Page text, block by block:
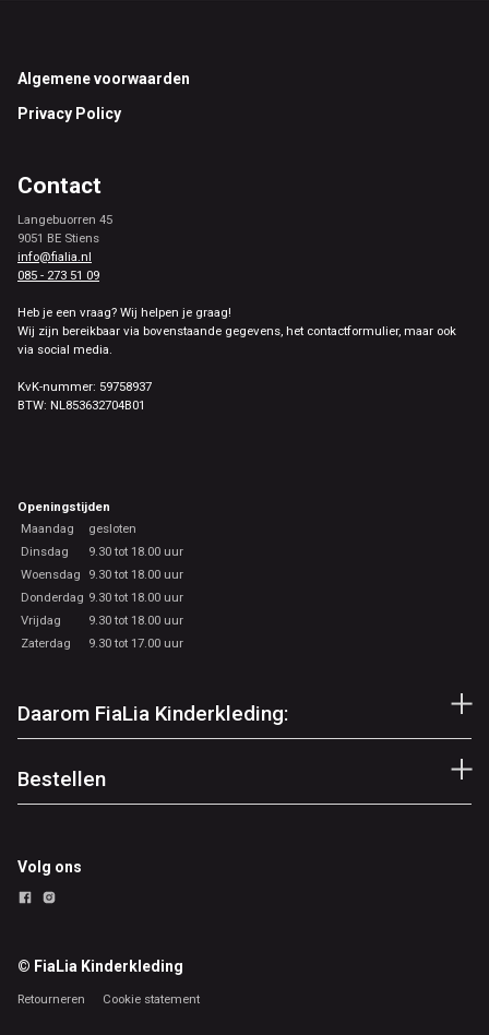
Footer
Algemene voorwaarden
Privacy Policy
Contact
Langebuorren 45
9051 BE Stiens
info@fialia.nl
085 - 273 51 09
Heb je een vraag? Wij helpen je graag!
Wij zijn bereikbaar via bovenstaande gegevens, het contactformulier, maar ook
via social media.
KvK-nummer: 59758937
BTW: NL853632704B01
Openingstijden
Maandag
gesloten
Dinsdag
9.30 tot 18.00 uur
Woensdag
9.30 tot 18.00 uur
Donderdag 9.30 tot 18.00 uur
Vrijdag
9.30 tot 18.00 uur
Zaterdag
9.30 tot 17.00 uur
Daarom FiaLia Kinderkleding:
Bestellen
Volg ons
© FiaLia Kinderkleding
Retourneren Cookie statement